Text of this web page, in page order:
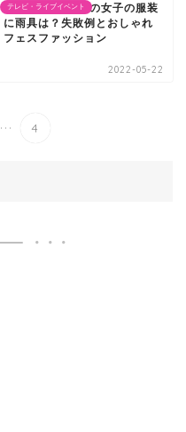
テレビ・ライブイベント
フジロック2022の女子の服装
に雨具は？失敗例とおしゃれ
フェスファッション
2022-05-22
... 4